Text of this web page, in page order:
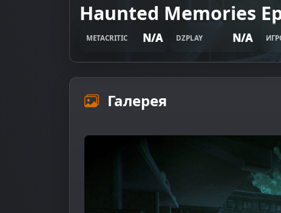
Haunted Memories
METACRITIC N/A DZPLAY N/A
Галерея